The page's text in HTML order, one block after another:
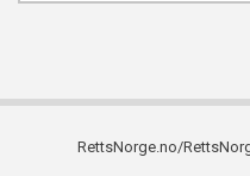
RettsNorge.no/